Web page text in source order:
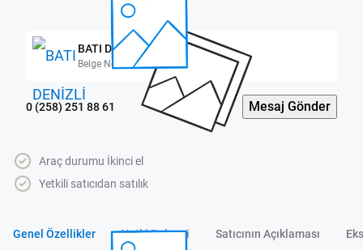
BATI DENİZLİ
Belge No: 2000716
0 (258) 251 88 61 Mesaj Gönder
Araç durumu İkinci el
Yetkili satıcıdan satılık
Genel Özellikler Yetki Belgesi Satıcının Açıklaması